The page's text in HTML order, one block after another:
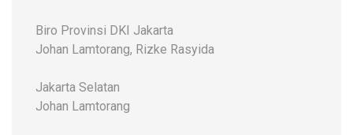
Biro Provinsi DKI Jakarta
Johan Lamtorang, Rizke Rasyida
Jakarta Selatan
Johan Lamtorang